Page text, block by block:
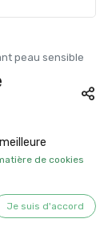
peau sensible
de cookies
Je suis d'accord